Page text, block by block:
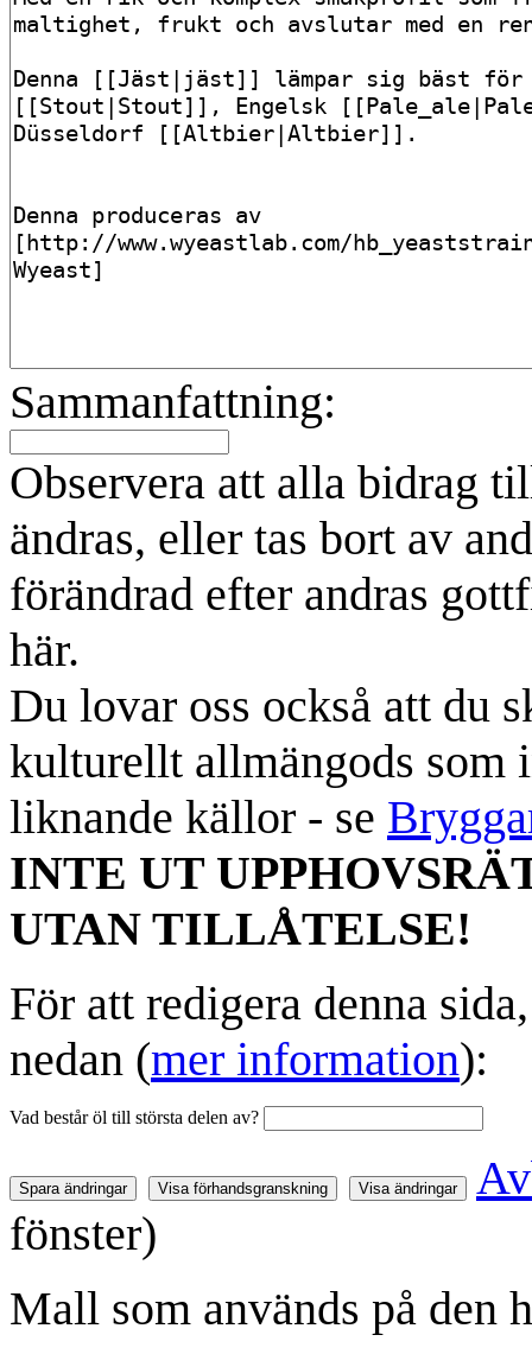
Sammanfattning:
Observera att alla bidrag
ändras, eller tas bort av
förändrad efter andras
här.
Du lovar oss också att du
kulturellt allmängods som
liknande källor - se
INTE UT
UTAN TILLÅTELSE!
För att redigera denna
nedan (mer information):
Vad består öl till största delen av?
fönster)
Mall som används på den